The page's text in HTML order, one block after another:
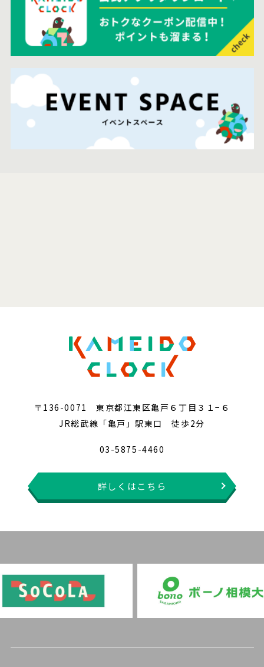
〒136-0071 東京都江東区亀戸６丁目３１−６
JR総武線「亀戸」駅東口 徒歩2分
03-5875-4460
詳しくはこちら